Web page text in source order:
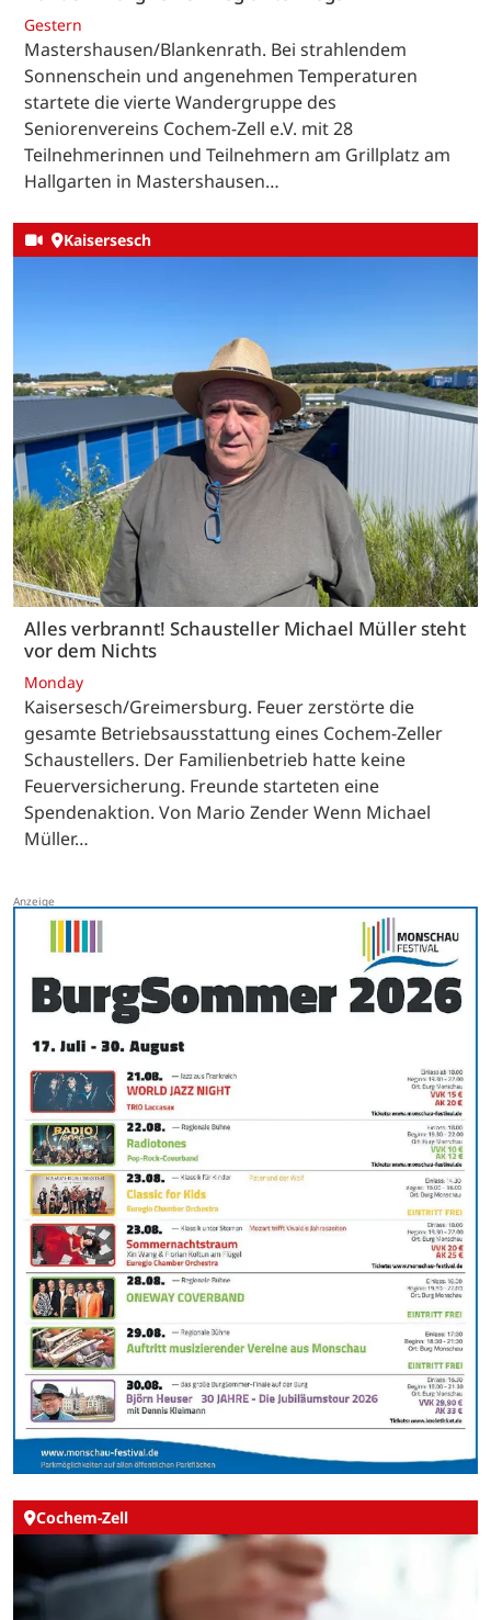
Gestern
Mastershausen/Blankenrath. Bei strahlendem
Sonnenschein und angenehmen Temperaturen
startete die vierte Wandergruppe des
Seniorenvereins Cochem-Zell e.V. mit 28
Teilnehmerinnen und Teilnehmern am Grillplatz am
Hallgarten in Mastershausen…
Kaisersesch
Alles verbrannt! Schausteller Michael Müller steht
vor dem Nichts
Monday
Kaisersesch/Greimersburg. Feuer zerstörte die
gesamte Betriebsausstattung eines Cochem-Zeller
Schaustellers. Der Familienbetrieb hatte keine
Feuerversicherung. Freunde starteten eine
Spendenaktion. Von Mario Zender Wenn Michael
Müller…
Cochem-Zell